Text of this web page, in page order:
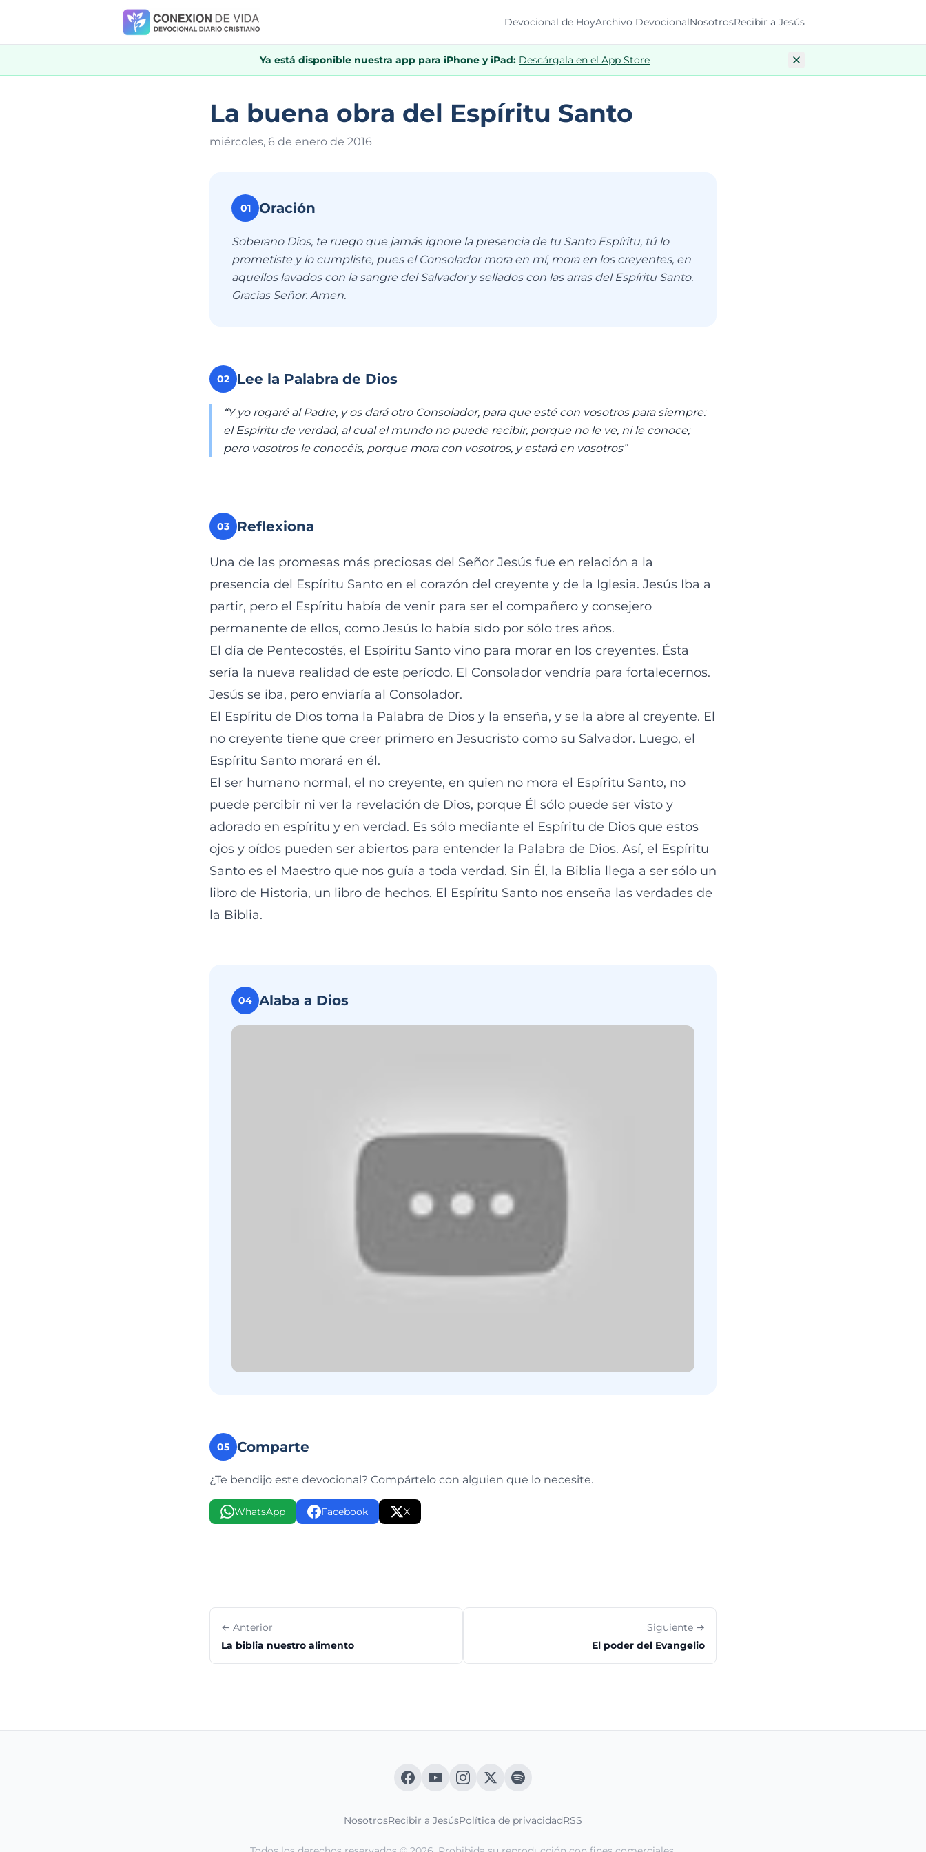
Devocional de HoyArchivo DevocionalNosotrosRecibir a Jesús
Ya está disponible nuestra app para iPhone y iPad: Descárgala en el App Store
La buena obra del Espíritu Santo
miércoles, 6 de enero de 2016
01 Oración
Soberano Dios, te ruego que jamás ignore la presencia de tu Santo Espíritu, tú lo
prometiste y lo cumpliste, pues el Consolador mora en mí, mora en los creyentes, en
aquellos lavados con la sangre del Salvador y sellados con las arras del Espíritu Santo.
Gracias Señor. Amen.
02 Lee la Palabra de Dios
“Y yo rogaré al Padre, y os dará otro Consolador, para que esté con vosotros para siempre:
el Espíritu de verdad, al cual el mundo no puede recibir, porque no le ve, ni le conoce;
pero vosotros le conocéis, porque mora con vosotros, y estará en vosotros”
03 Reflexiona
Una de las promesas más preciosas del Señor Jesús fue en relación a la
presencia del Espíritu Santo en el corazón del creyente y de la Iglesia. Jesús Iba a
partir, pero el Espíritu había de venir para ser el compañero y consejero
permanente de ellos, como Jesús lo había sido por sólo tres años.
El día de Pentecostés, el Espíritu Santo vino para morar en los creyentes. Ésta
sería la nueva realidad de este período. El Consolador vendría para fortalecernos.
Jesús se iba, pero enviaría al Consolador.
El Espíritu de Dios toma la Palabra de Dios y la enseña, y se la abre al creyente. El
no creyente tiene que creer primero en Jesucristo como su Salvador. Luego, el
Espíritu Santo morará en él.
El ser humano normal, el no creyente, en quien no mora el Espíritu Santo, no
puede percibir ni ver la revelación de Dios, porque Él sólo puede ser visto y
adorado en espíritu y en verdad. Es sólo mediante el Espíritu de Dios que estos
ojos y oídos pueden ser abiertos para entender la Palabra de Dios. Así, el Espíritu
Santo es el Maestro que nos guía a toda verdad. Sin Él, la Biblia llega a ser sólo un
libro de Historia, un libro de hechos. El Espíritu Santo nos enseña las verdades de
la Biblia.
04 Alaba a Dios
05 Comparte
¿Te bendijo este devocional? Compártelo con alguien que lo necesite.
WhatsApp Facebook X
← Anterior
La biblia nuestro alimento
Siguiente →
El poder del Evangelio
NosotrosRecibir a JesúsPolítica de privacidadRSS